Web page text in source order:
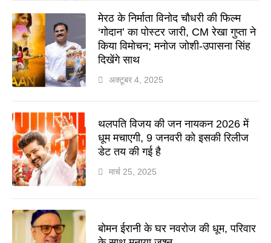
मेरठ के निर्माता विनोद चौधरी की फिल्म
‘गोदान’ का पोस्टर जारी, CM रेखा गुप्ता ने
किया विमोचन; मनोज जोशी-उपासना सिंह
दिखेंगे साथ
अक्टूबर 4, 2025
थलपति विजय की जन नायकन 2026 में
धूम मचाएगी, 9 जनवरी को इसकी रिलीज
डेट तय की गई है
मार्च 25, 2025
बोमन ईरानी के घर नवरोज की धूम, परिवार